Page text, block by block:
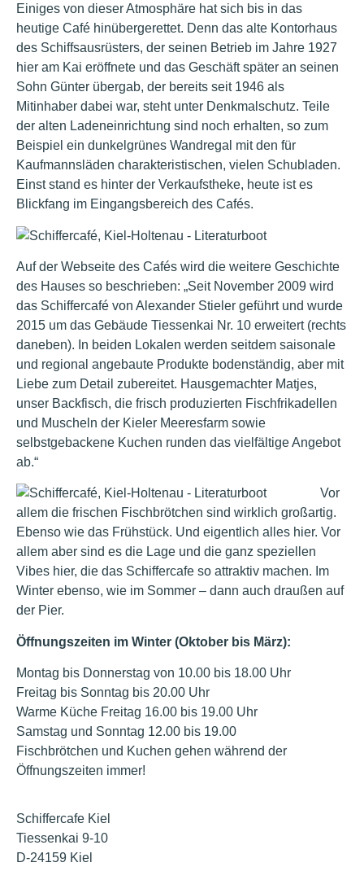
Einiges von dieser Atmosphäre hat sich bis in das
heutige Café hinübergerettet. Denn das alte Kontorhaus
des Schiffsausrüsters, der seinen Betrieb im Jahre 1927
hier am Kai eröffnete und das Geschäft später an seinen
Sohn Günter übergab, der bereits seit 1946 als
Mitinhaber dabei war, steht unter Denkmalschutz. Teile
der alten Ladeneinrichtung sind noch erhalten, so zum
Beispiel ein dunkelgrünes Wandregal mit den für
Kaufmannsläden charakteristischen, vielen Schubladen.
Einst stand es hinter der Verkaufstheke, heute ist es
Blickfang im Eingangsbereich des Cafés.
Auf der Webseite des Cafés wird die weitere Geschichte
des Hauses so beschrieben: „Seit November 2009 wird
das Schiffercafé von Alexander Stieler geführt und wurde
2015 um das Gebäude Tiessenkai Nr. 10 erweitert (rechts
daneben). In beiden Lokalen werden seitdem saisonale
und regional angebaute Produkte bodenständig, aber mit
Liebe zum Detail zubereitet. Hausgemachter Matjes,
unser Backfisch, die frisch produzierten Fischfrikadellen
und Muscheln der Kieler Meeresfarm sowie
selbstgebackene Kuchen runden das vielfältige Angebot
ab.“
Vor
allem die frischen Fischbrötchen sind wirklich großartig.
Ebenso wie das Frühstück. Und eigentlich alles hier. Vor
allem aber sind es die Lage und die ganz speziellen
Vibes hier, die das Schiffercafe so attraktiv machen. Im
Winter ebenso, wie im Sommer – dann auch draußen auf
der Pier.
Öffnungszeiten im Winter (Oktober bis März):
Montag bis Donnerstag von 10.00 bis 18.00 Uhr
Freitag bis Sonntag bis 20.00 Uhr
Warme Küche Freitag 16.00 bis 19.00 Uhr
Samstag und Sonntag 12.00 bis 19.00
Fischbrötchen und Kuchen gehen während der
Öffnungszeiten immer!
Schiffercafe Kiel
Tiessenkai 9-10
D-24159 Kiel